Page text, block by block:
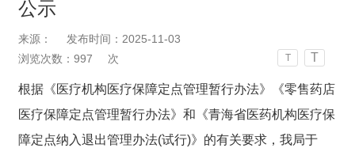
公示
来源：
发布时间：2025-11-03
浏览次数： 997 次 T T
根据《医疗机构医疗保障定点管理暂行办法》《零售药店
医疗保障定点管理暂行办法》和《青海省医药机构医疗保
障定点纳入退出管理办法(试行)》的有关要求， 我局于